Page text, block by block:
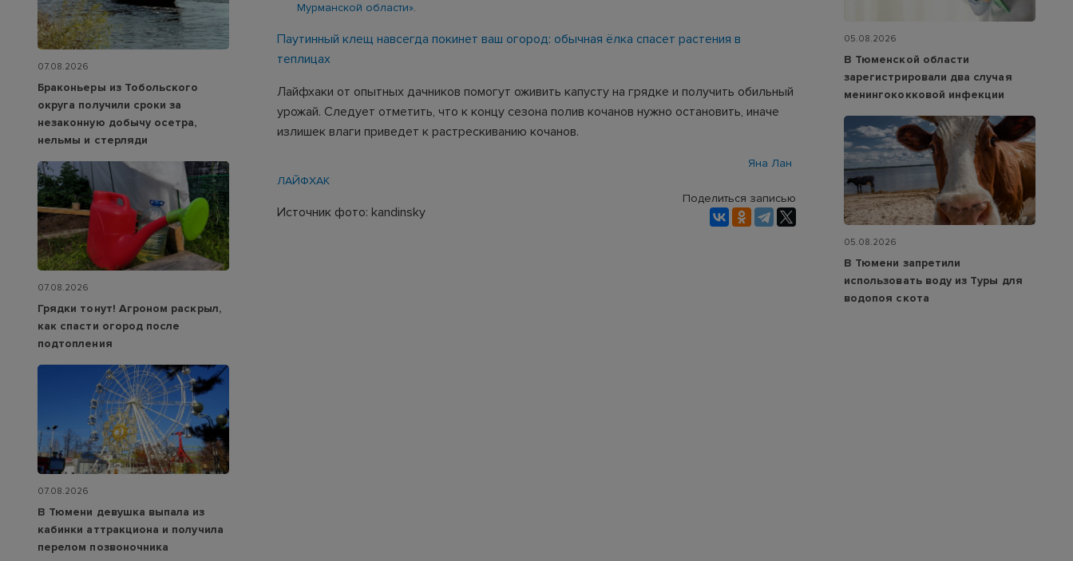
Мурманской области».
Паутинный клещ навсегда покинет ваш огород: обычная ёлка спасет растения в
теплицах
Лайфхаки от опытных дачников помогут оживить капусту на грядке и получить обильный
урожай. Следует отметить, что к концу сезона полив кочанов нужно остановить, иначе
излишек влаги приведет к растрескиванию кочанов.
Яна Лан
ЛАЙФХАК
Источник фото: kandinsky
Поделиться записью
07.08.2026
Браконьеры из Тобольского
округа получили сроки за
незаконную добычу осетра,
нельмы и стерляди
07.08.2026
Грядки тонут! Агроном раскрыл,
как спасти огород после
подтопления
07.08.2026
В Тюмени девушка выпала из
кабинки аттракциона и получила
перелом позвоночника
05.08.2026
В Тюменской области
зарегистрировали два случая
менингококковой инфекции
05.08.2026
В Тюмени запретили
использовать воду из Туры для
водопоя скота